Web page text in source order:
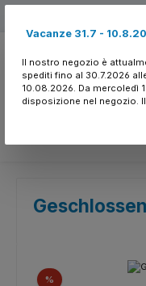
Salta la galleria di
% Sconto
Vacanze 31.7 -
Il nostro negozio è
spediti fino al 30.7.2026
10.08.2026. Da mercoledì
disposizione nel negozio.